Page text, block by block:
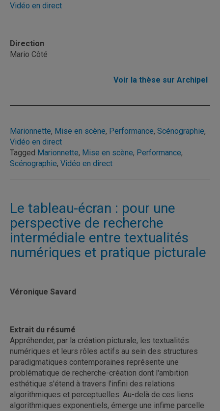
Vidéo en direct
Direction
Mario Côté
Voir la thèse sur Archipel
Marionnette, Mise en scène, Performance, Scénographie
Vidéo en direct
Tagged Marionnette, Mise en scène, Performance,
Scénographie, Vidéo en direct
Le tableau-écran : pour une
perspective de recherche
intermédiale entre textualités
numériques et pratique picturale
Véronique Savard
Extrait du résumé
Appréhender, par la création picturale, les textualités
numériques et leurs rôles actifs au sein des structures
paradigmatiques contemporaines représente une
problématique de recherche-création dont l'ambition
esthétique s'étend à travers l'infini des relations
algorithmiques et perceptuelles. Au-delà de ces liens
algorithmiques exponentiels, émerge une infime parcelle